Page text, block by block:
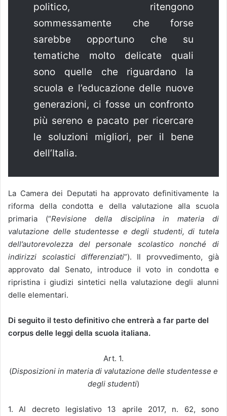
politico, ritengono
sommessamente che forse
sarebbe opportuno che su
tematiche molto delicate quali
sono quelle che riguardano la
scuola e l’educazione delle nuove
generazioni, ci fosse un confronto
più sereno e pacato per ricercare
le soluzioni migliori, per il bene
dell’Italia.
La Camera dei Deputati ha approvato definitivamente la
riforma della condotta e della valutazione alla scuola
primaria (“Revisione della disciplina in materia di
valutazione delle studentesse e degli studenti, di tutela
dell’autorevolezza del personale scolastico nonché di
indirizzi scolastici differenziati”). Il provvedimento, già
approvato dal Senato, introduce il voto in condotta e
ripristina i giudizi sintetici nella valutazione degli alunni
delle elementari.
Di seguito il testo definitivo che entrerà a far parte del
corpus delle leggi della scuola italiana.
Art. 1.
(Disposizioni in materia di valutazione delle studentesse e
degli studenti)
1. Al decreto legislativo 13 aprile 2017, n. 62, sono